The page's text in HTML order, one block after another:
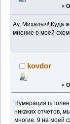
«
Ау, Михалыч! Куда
мнение о моей
kovdor
«
Нумерация штолен
никаких отчетов,
многие. 9 на моей